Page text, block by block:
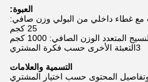
العبوة:
مع غطاء داخلي من البولي وزن صافي:
25 كجم
3التعبئة الأخرى حسب فكرة المشتري
التسمية والعلامات
وتفاصيل المحتوى حسب اختيار المشتري